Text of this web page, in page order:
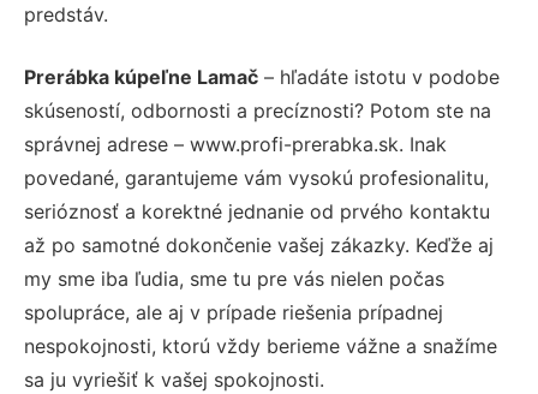
predstáv.
Prerábka kúpeľne Lamač – hľadáte istotu v podobe
skúseností, odbornosti a precíznosti? Potom ste na
správnej adrese – www.profi-prerabka.sk. Inak
povedané, garantujeme vám vysokú profesionalitu,
serióznosť a korektné jednanie od prvého kontaktu
až po samotné dokončenie vašej zákazky. Keďže aj
my sme iba ľudia, sme tu pre vás nielen počas
spolupráce, ale aj v prípade riešenia prípadnej
nespokojnosti, ktorú vždy berieme vážne a snažíme
sa ju vyriešiť k vašej spokojnosti.